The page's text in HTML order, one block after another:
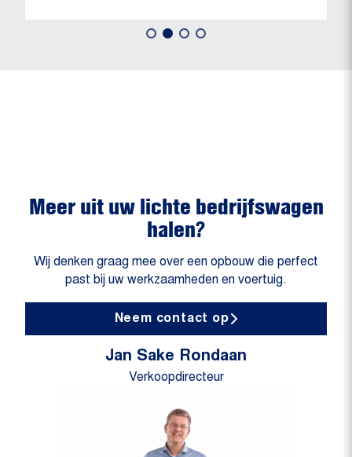
Meer uit uw lichte bedrijfswagen
halen?
Wij denken graag mee over een opbouw die perfect
past bij uw werkzaamheden en voertuig.
Neem contact op
Jan Sake Rondaan
Verkoopdirecteur